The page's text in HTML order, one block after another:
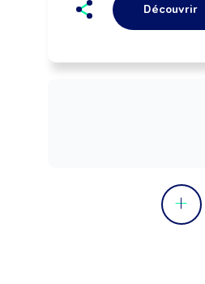
Découvrir